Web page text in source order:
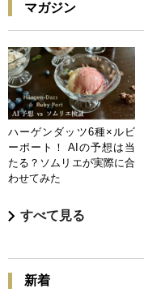
マガジン
ハーゲンダッツ6種×ルビ
ーポート！ AIの予想は当
たる？ソムリエが実際に合
わせてみた
すべて見る
新着